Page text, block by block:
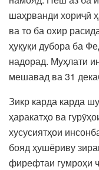
шаҳрванди хориҷӣ
ва то ба охир
ҳуқуқи дубора ба
надорад. Муҳлати
мешавад ва 31
Зикр карда карда
ҳаракатҳо ва
хусусиятҳои
бояд ҳушёриву
фирефтаи гумроҳи